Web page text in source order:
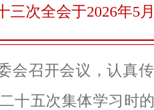
三次全会于2026年5
会召开会议，认真
十五次集体学习时